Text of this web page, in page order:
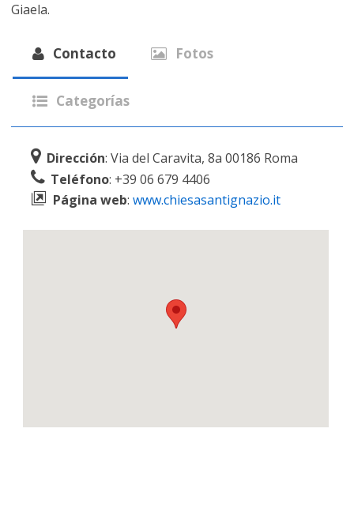
Giaela.
Contacto Fotos
Categorías
Dirección: Via del Caravita, 8a 00186 Roma
Teléfono: +39 06 679 4406
Página web: www.chiesasantignazio.it